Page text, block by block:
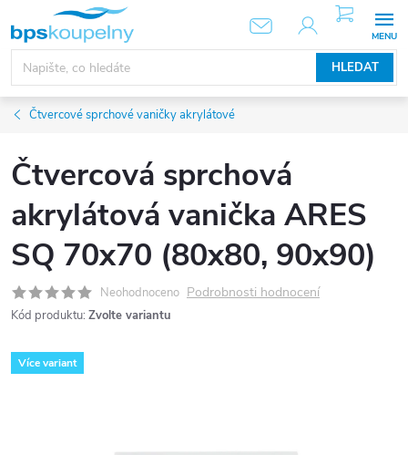
obsah
HLEDAT
NÁKUPNÍ
KOŠÍK
Čtvercové sprchové vaničky akrylátové
Čtvercová sprchová
akrylátová vanička ARES
SQ 70x70 (80x80, 90x90)
Neohodnoceno Podrobnosti hodnocení
Kód produktu: Zvolte variantu
Více variant